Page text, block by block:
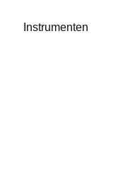
Instrumenten